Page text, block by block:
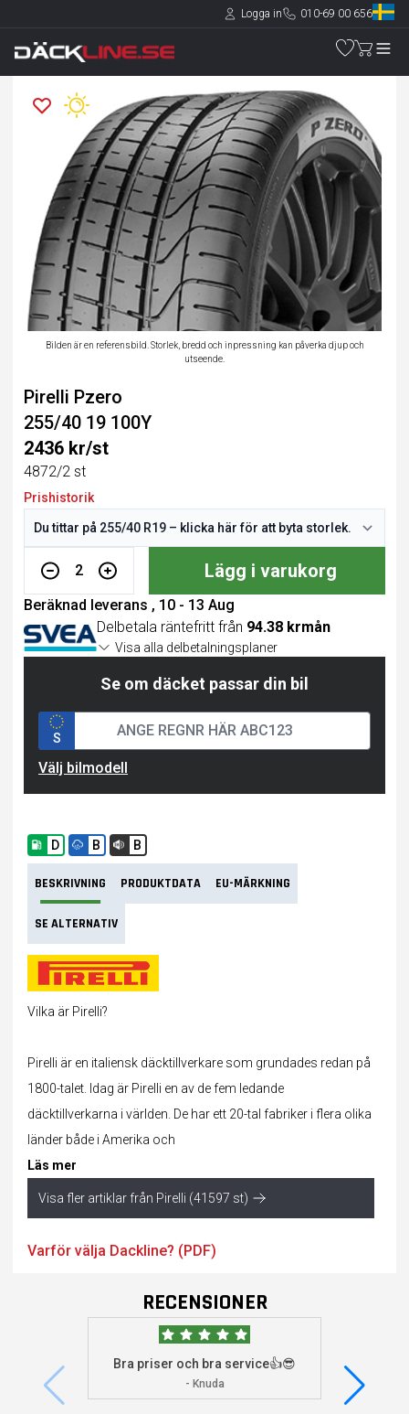
Logga in 010-69 00 656
Bilden är en referensbild. Storlek, bredd och inpressning kan påverka djup och
utseende.
Pirelli Pzero
255/40 19 100Y
2436 kr/st
4872/2 st
Prishistorik
2 Lägg i varukorg
Beräknad leverans , 10 - 13 Aug
Delbetala räntefritt från 94.38 krmån
Visa alla delbetalningsplaner
Se om däcket passar din bil
S
Välj bilmodell
D B B
BESKRIVNING PRODUKTDATA EU-MÄRKNING
SE ALTERNATIV
Vilka är Pirelli?
Pirelli är en italiensk däcktillverkare som grundades redan på
1800-talet. Idag är Pirelli en av de fem ledande
däcktillverkarna i världen. De har ett 20-tal fabriker i flera olika
länder både i Amerika och
Läs mer
Visa fler artiklar från Pirelli (41597 st)
Varför välja Dackline? (PDF)
RECENSIONER
Bra priser och bra service👍😎
- Knuda